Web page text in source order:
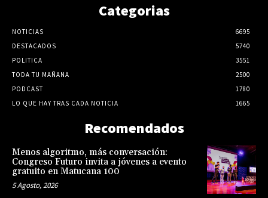
Categorias
NOTICIAS
6695
DESTACADOS
5740
POLITICA
3551
TODA TU MAÑANA
2500
PODCAST
1780
LO QUE HAY TRAS CADA NOTICIA
1665
Recomendados
Menos algoritmo, más conversación:
Congreso Futuro invita a jóvenes a evento
gratuito en Matucana 100
5 Agosto, 2026